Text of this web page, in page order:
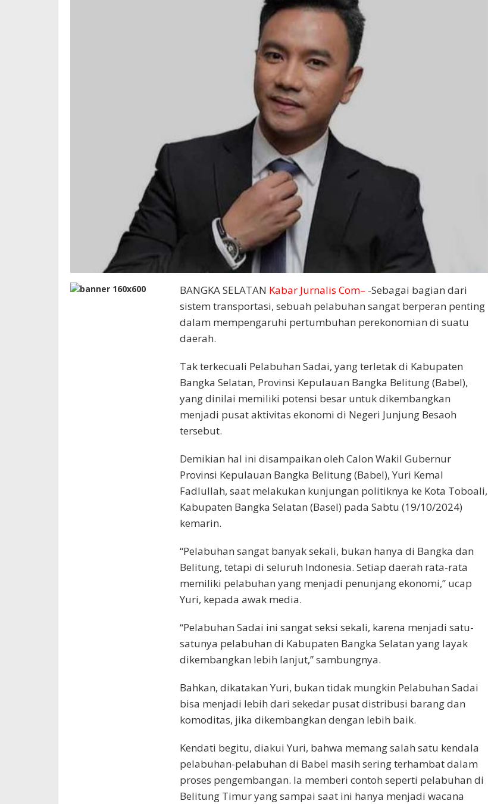
BANGKA SELATAN Kabar Jurnalis Com– -Sebagai bagian dari
sistem transportasi, sebuah pelabuhan sangat berperan penting
dalam mempengaruhi pertumbuhan perekonomian di suatu
daerah.
Tak terkecuali Pelabuhan Sadai, yang terletak di Kabupaten
Bangka Selatan, Provinsi Kepulauan Bangka Belitung (Babel),
yang dinilai memiliki potensi besar untuk dikembangkan
menjadi pusat aktivitas ekonomi di Negeri Junjung Besaoh
tersebut.
Demikian hal ini disampaikan oleh Calon Wakil Gubernur
Provinsi Kepulauan Bangka Belitung (Babel), Yuri Kemal
Fadlullah, saat melakukan kunjungan politiknya ke Kota Toboali,
Kabupaten Bangka Selatan (Basel) pada Sabtu (19/10/2024)
kemarin.
“Pelabuhan sangat banyak sekali, bukan hanya di Bangka dan
Belitung, tetapi di seluruh Indonesia. Setiap daerah rata-rata
memiliki pelabuhan yang menjadi penunjang ekonomi,” ucap
Yuri, kepada awak media.
“Pelabuhan Sadai ini sangat seksi sekali, karena menjadi satu-
satunya pelabuhan di Kabupaten Bangka Selatan yang layak
dikembangkan lebih lanjut,” sambungnya.
Bahkan, dikatakan Yuri, bukan tidak mungkin Pelabuhan Sadai
bisa menjadi lebih dari sekedar pusat distribusi barang dan
komoditas, jika dikembangkan dengan lebih baik.
Kendati begitu, diakui Yuri, bahwa memang salah satu kendala
pelabuhan-pelabuhan di Babel masih sering terhambat dalam
proses pengembangan. Ia memberi contoh seperti pelabuhan di
Belitung Timur yang sampai saat ini hanya menjadi wacana